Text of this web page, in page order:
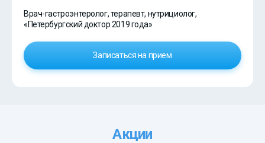
Врач-гастроэнтеролог, терапевт, нутрициолог,
«Петербургский доктор 2019 года»
Записаться на прием
Акции